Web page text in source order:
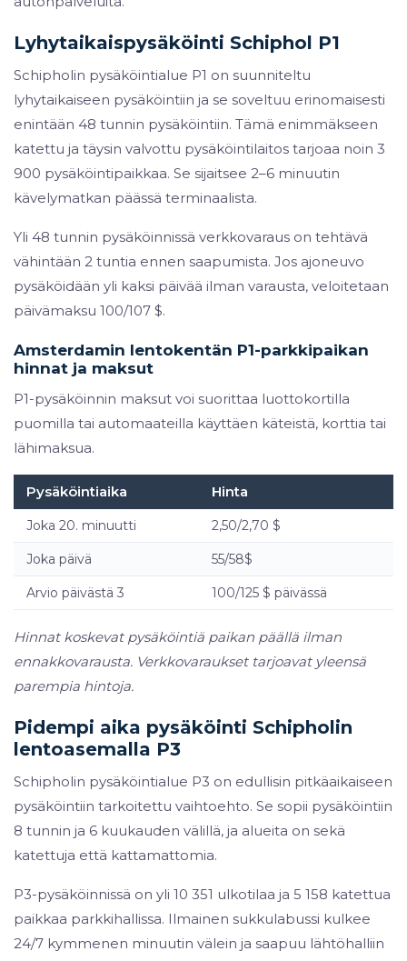
Lyhytaikaispysäköinti Schiphol P1
Schipholin pysäköintialue P1 on suunniteltu
lyhytaikaiseen pysäköintiin ja se soveltuu erinomaisesti
enintään 48 tunnin pysäköintiin. Tämä enimmäkseen
katettu ja täysin valvottu pysäköintilaitos tarjoaa noin 3
900 pysäköintipaikkaa. Se sijaitsee 2–6 minuutin
kävelymatkan päässä terminaalista.
Yli 48 tunnin pysäköinnissä verkkovaraus on tehtävä
vähintään 2 tuntia ennen saapumista. Jos ajoneuvo
pysäköidään yli kaksi päivää ilman varausta, veloitetaan
päivämaksu 100/107 $.
Amsterdamin lentokentän P1-parkkipaikan
hinnat ja maksut
P1-pysäköinnin maksut voi suorittaa luottokortilla
puomilla tai automaateilla käyttäen käteistä, korttia tai
lähimaksua.
Pysäköintiaika Hinta
Joka 20. minuutti 2,50/2,70 $
Joka päivä 55/58$
Arvio päivästä 3 100/125 $ päivässä
Hinnat koskevat pysäköintiä paikan päällä ilman
ennakkovarausta. Verkkovaraukset tarjoavat yleensä
parempia hintoja.
Pidempi aika pysäköinti Schipholin
lentoasemalla P3
Schipholin pysäköintialue P3 on edullisin pitkäaikaiseen
pysäköintiin tarkoitettu vaihtoehto. Se sopii pysäköintiin
8 tunnin ja 6 kuukauden välillä, ja alueita on sekä
katettuja että kattamattomia.
P3-pysäköinnissä on yli 10 351 ulkotilaa ja 5 158 katettua
paikkaa parkkihallissa. Ilmainen sukkulabussi kulkee
24/7 kymmenen minuutin välein ja saapuu lähtöhalliin